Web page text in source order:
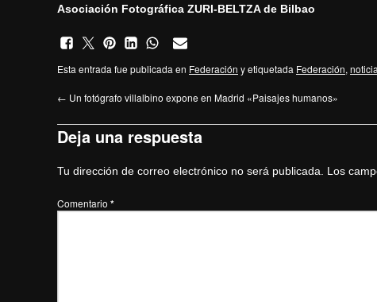
Asociación Fotográfica ZURI-BELTZA de Bilbao
Esta entrada fue publicada en Federación y etiquetada Federación,
← Un fotógrafo villalbino expone en Madrid «Paisajes humanos»
Deja una respuesta
Tu dirección de correo electrónico no será publicada. Los
Comentario *